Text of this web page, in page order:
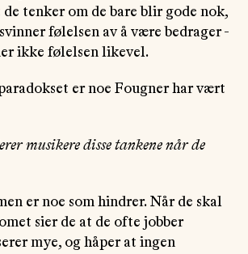
tenker om de bare blir gode nok,
følelsen av å være bedrager -
ikke følelsen likevel.
er noe Fougner har vært
musikere disse tankene når de
er noe som hindrer. Når de skal
sier de at de ofte jobber
mye, og håper at ingen